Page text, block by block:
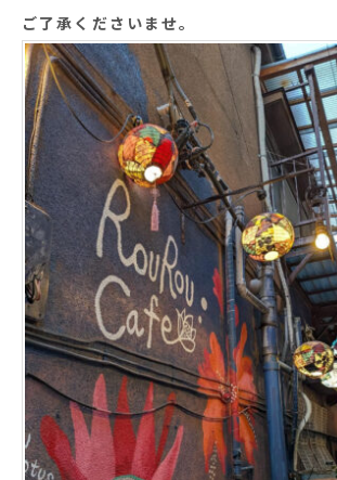
ご了承くださいませ。